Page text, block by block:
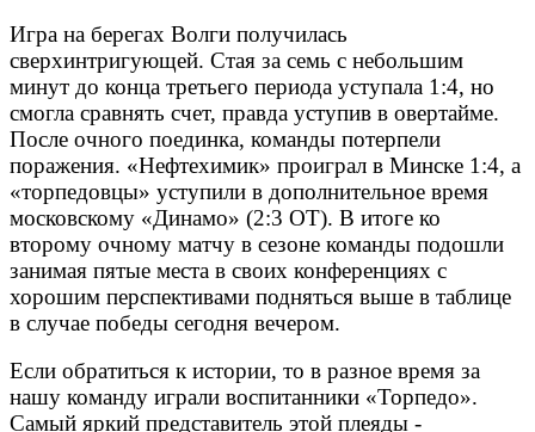
Игра на берегах Волги получилась
сверхинтригующей. Стая за семь с небольшим
минут до конца третьего периода уступала 1:4, но
смогла сравнять счет, правда уступив в овертайме.
После очного поединка, команды потерпели
поражения. «Нефтехимик» проиграл в Минске 1:4, а
«торпедовцы» уступили в дополнительное время
московскому «Динамо» (2:3 ОТ). В итоге ко
второму очному матчу в сезоне команды подошли
занимая пятые места в своих конференциях с
хорошим перспективами подняться выше в таблице
в случае победы сегодня вечером.
Если обратиться к истории, то в разное время за
нашу команду играли воспитанники «Торпедо».
Самый яркий представитель этой плеяды -